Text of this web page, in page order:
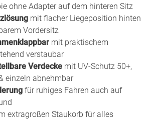
ohne Adapter auf dem hinteren Sitz
mit flacher Liegeposition hinten
Vordersitz
mit praktischem
verstaubar
Verdecke mit UV-Schutz 50+,
einzeln abnehmbar
für ruhiges Fahren auch auf
extragroßen Staukorb für alles